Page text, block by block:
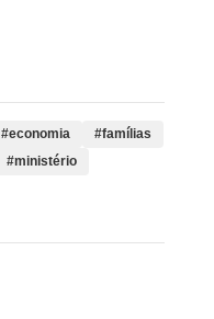
#economia
#famílias
#ministério